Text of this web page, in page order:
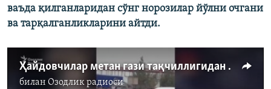
ваъда қилганларидан сўнг норозилар йўлни очгани
ва тарқалганликларини айтди.​
Ҳайдовчилар метан гази тақчиллигидан норози бўлиб автойўлни тўсиб қўйди
билан Озодлик радиоси